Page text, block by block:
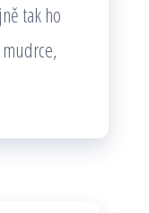
tak ho